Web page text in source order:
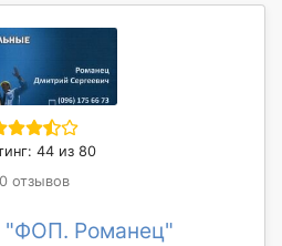
44 из 80
0 отзывов
"ФОП. Романец"